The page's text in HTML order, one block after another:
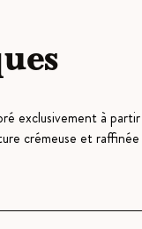
exclusivement à
crémeuse et